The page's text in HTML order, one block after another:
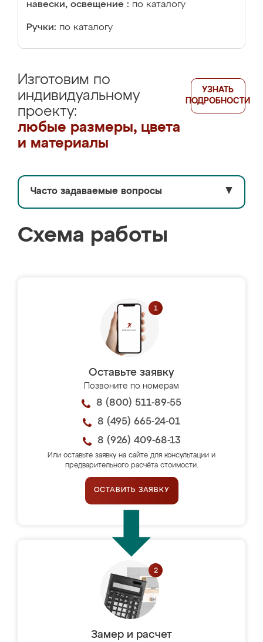
навески, освещение : по каталогу
Ручки: по каталогу
Изготовим по
индивидуальному
проекту:
любые размеры, цвета
и материалы
УЗНАТЬ
ПОДРОБНОСТИ
Часто задаваемые вопросы ▼
Схема работы
Оставьте заявку
Позвоните по номерам
8 (800) 511-89-55
8 (495) 665-24-01
8 (926) 409-68-13
Или оставьте заявку на сайте для консультации и
предварительного расчёта стоимости.
ОСТАВИТЬ ЗАЯВКУ
Замер и расчет